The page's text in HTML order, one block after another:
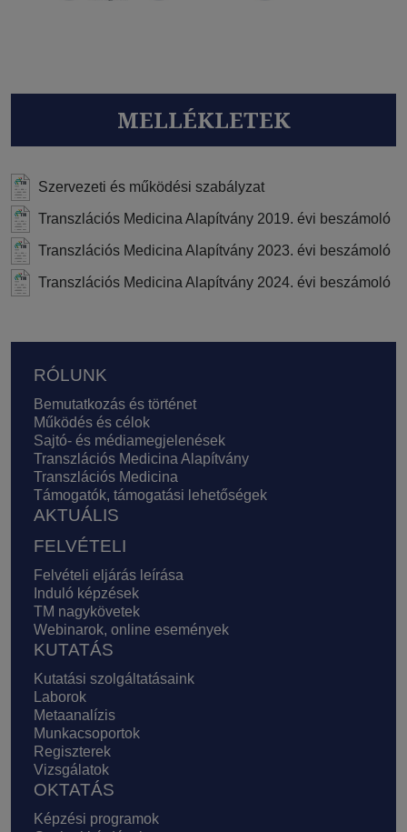
MELLÉKLETEK
Szervezeti és működési szabályzat
Transzlációs Medicina Alapítvány 2019. évi beszámoló
Transzlációs Medicina Alapítvány 2023. évi beszámoló
Transzlációs Medicina Alapítvány 2024. évi beszámoló
Lábléc
RÓLUNK
Bemutatkozás és történet
Működés és célok
Sajtó- és médiamegjelenések
Transzlációs Medicina Alapítvány
Transzlációs Medicina
Támogatók, támogatási lehetőségek
AKTUÁLIS
FELVÉTELI
Felvételi eljárás leírása
Induló képzések
TM nagykövetek
Webinarok, online események
KUTATÁS
Kutatási szolgáltatásaink
Laborok
Metaanalízis
Munkacsoportok
Regiszterek
Vizsgálatok
OKTATÁS
Képzési programok